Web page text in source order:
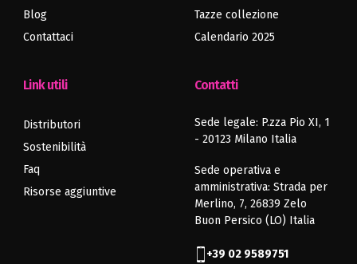
Blog
Contattaci
Tazze collezione
Calendario 2025
Link utili
Distributori
Sostenibilità
Faq
Risorse aggiuntive
Contatti
Sede legale: P.zza Pio XI, 1
- 20123 Milano Italia
Sede operativa e
amministrativa: Strada per
Merlino, 7, 26839 Zelo
Buon Persico (LO) Italia
+39 02 9589751